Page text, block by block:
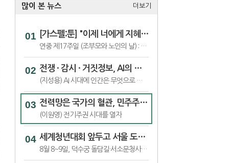
많이 본 뉴스 더보기
[가스펠:툰] "이제 너에게 지혜롭고 분별하는 마음을 준다"
연중 제17주일 (조부모와 노인의 날) : 함께 작용하여 선을 이룬다
전쟁 · 감시 · 거짓정보, AI의 어두운 얼굴
(지성용) AI 시대에 인간은 무엇으로 인간다움을 지킬 것인가_7
전력망은 국가의 혈관, 민주주의 전류가 흐르게 해야
(이원영) 전기주권 시대를 열자
세계청년대회 앞두고 서울 도심서 '가톨릭문화박람회’
8월 8~9일, 덕수궁 돌담길·서소문청사 일대서 ‘2026 가톨릭문화박람회’